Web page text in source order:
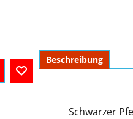
Beschreibung
Schwarzer